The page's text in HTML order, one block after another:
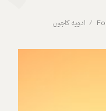
ادویه کاجون